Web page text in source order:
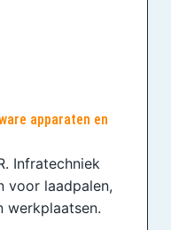
apparaten en
Infratechniek
voor laadpalen,
werkplaatsen.